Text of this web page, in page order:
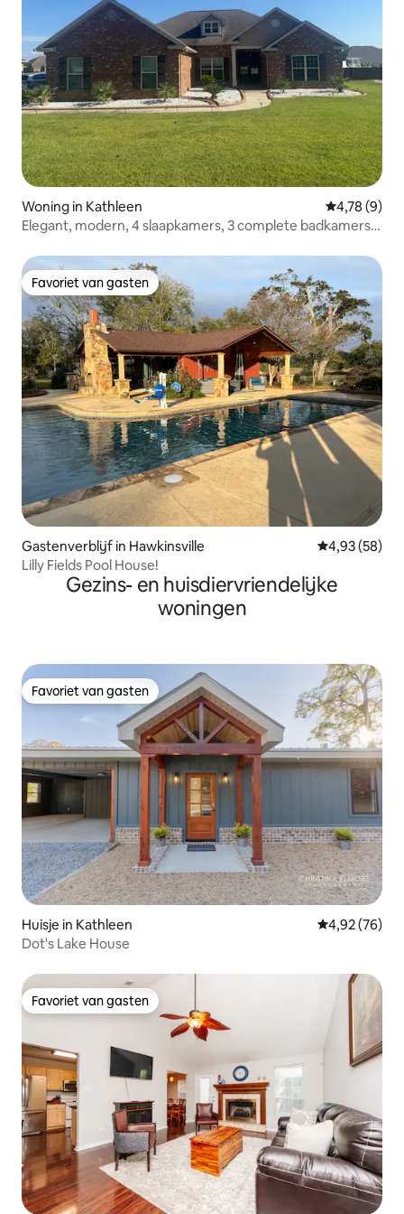
Woning in Kathleen
4,78 (9)
Elegant, modern, 4 slaapkamers, 3 complete badkamers,
Favoriet van gasten
Favoriet van gasten
Gastenverblijf in Hawkinsville Gemiddelde
4,93 (58)
Lilly Fields Pool House!
Gezins- en huisdiervriendelijke
woningen
Favoriet van gasten
Favoriet van gasten
Huisje in Kathleen Gemiddelde
4,92 (76)
Dot's Lake House
Favoriet van gasten
Favoriet van gasten